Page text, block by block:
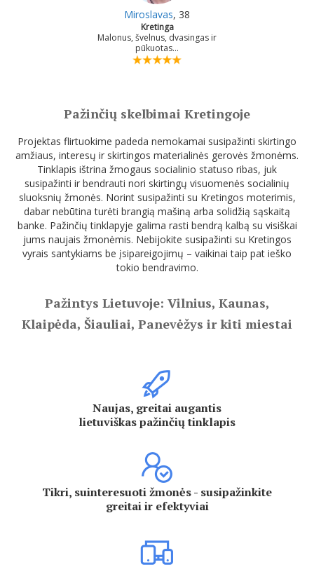
Miroslavas, 38
Kretinga
Malonus, švelnus, dvasingas ir
pūkuotas...
Pažinčių skelbimai Kretingoje
Projektas flirtuokime padeda nemokamai susipažinti skirtingo
amžiaus, interesų ir skirtingos materialinės gerovės žmonėms.
Tinklapis ištrina žmogaus socialinio statuso ribas, juk
susipažinti ir bendrauti nori skirtingų visuomenės socialinių
sluoksnių žmonės. Norint susipažinti su Kretingos moterimis,
dabar nebūtina turėti brangią mašiną arba solidžią sąskaitą
banke. Pažinčių tinklapyje galima rasti bendrą kalbą su visiškai
jums naujais žmonėmis. Nebijokite susipažinti su Kretingos
vyrais santykiams be įsipareigojimų – vaikinai taip pat ieško
tokio bendravimo.
Pažintys Lietuvoje: Vilnius, Kaunas,
Klaipėda, Šiauliai, Panevėžys ir kiti miestai
Naujas, greitai augantis
lietuviškas pažinčių tinklapis
Tikri, suinteresuoti žmonės - susipažinkite
greitai ir efektyviai